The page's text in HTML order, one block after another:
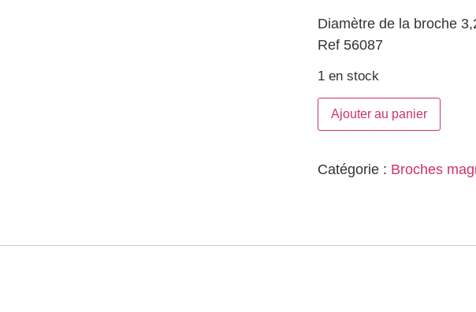
Diamètre de la broche
Ref 56087
1 en stock
Ajouter au panier
Catégorie : Broches